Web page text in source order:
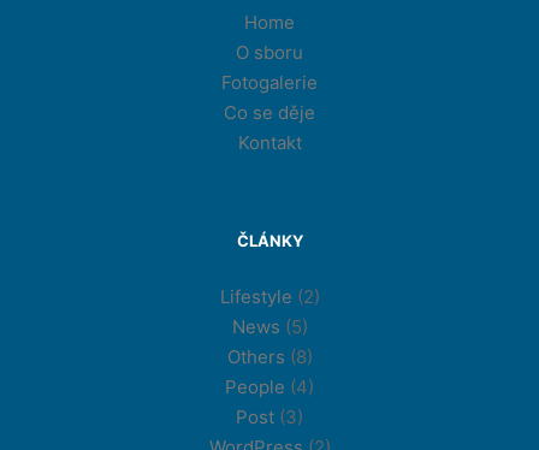
Home
O sboru
Fotogalerie
Co se děje
Kontakt
ČLÁNKY
Lifestyle (2)
News (5)
Others (8)
People (4)
Post (3)